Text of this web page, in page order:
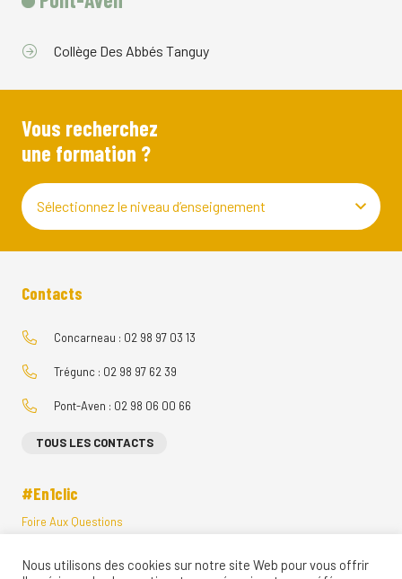
Collège Des Abbés Tanguy
Vous recherchez
une formation ?
Sélectionnez le niveau d’enseignement
Contacts
Concarneau : 02 98 97 03 13
Trégunc : 02 98 97 62 39
Pont-Aven : 02 98 06 00 66
TOUS LES CONTACTS
#En1clic
Foire Aux Questions
Visites Vituelles
Nous utilisons des cookies sur notre site Web pour vous offrir